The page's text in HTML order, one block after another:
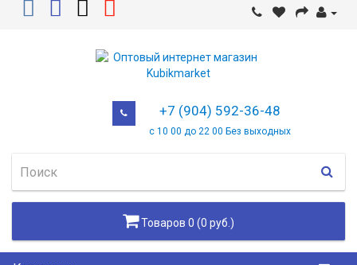
+7 (904) 592-36-48
с 10 00 до 22 00 Без выходных
Товаров 0 (0 руб.)